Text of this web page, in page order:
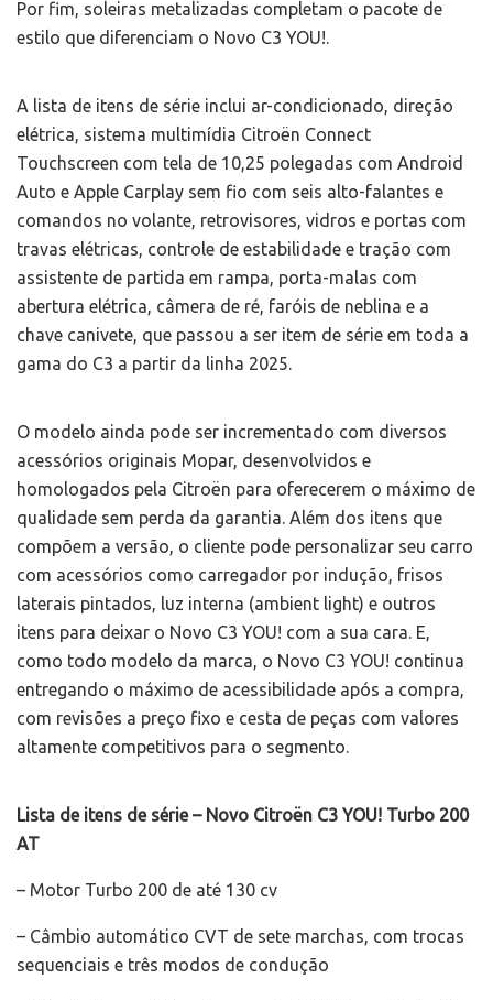
Por fim, soleiras metalizadas completam o pacote de
estilo que diferenciam o Novo C3 YOU!.
A lista de itens de série inclui ar-condicionado, direção
elétrica, sistema multimídia Citroën Connect
Touchscreen com tela de 10,25 polegadas com Android
Auto e Apple Carplay sem fio com seis alto-falantes e
comandos no volante, retrovisores, vidros e portas com
travas elétricas, controle de estabilidade e tração com
assistente de partida em rampa, porta-malas com
abertura elétrica, câmera de ré, faróis de neblina e a
chave canivete, que passou a ser item de série em toda a
gama do C3 a partir da linha 2025.
O modelo ainda pode ser incrementado com diversos
acessórios originais Mopar, desenvolvidos e
homologados pela Citroën para oferecerem o máximo de
qualidade sem perda da garantia. Além dos itens que
compõem a versão, o cliente pode personalizar seu carro
com acessórios como carregador por indução, frisos
laterais pintados, luz interna (ambient light) e outros
itens para deixar o Novo C3 YOU! com a sua cara. E,
como todo modelo da marca, o Novo C3 YOU! continua
entregando o máximo de acessibilidade após a compra,
com revisões a preço fixo e cesta de peças com valores
altamente competitivos para o segmento.
Lista de itens de série – Novo Citroën C3 YOU! Turbo 200
AT
– Motor Turbo 200 de até 130 cv
– Câmbio automático CVT de sete marchas, com trocas
sequenciais e três modos de condução